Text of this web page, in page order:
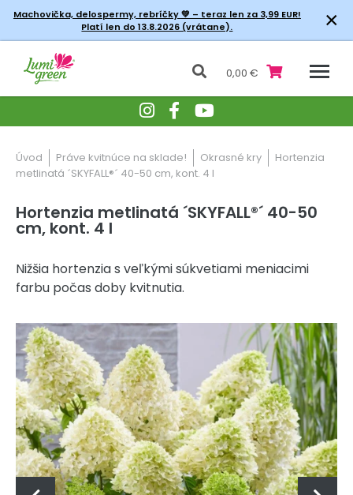
Machovička, delospermy, rebríčky💚 – teraz len za 3,99 EUR!
Platí len do 13.8.2026 (vrátane).
×
0,00 €
Úvod Práve kvitnúce na sklade! Okrasné kry
Hortenzia
metlinatá ´SKYFALL®´ 40-50 cm, kont. 4 l
Hortenzia metlinatá ´SKYFALL®´ 40-50
cm, kont. 4 l
Nižšia hortenzia s veľkými súkvetiami meniacimi
farbu počas doby kvitnutia.